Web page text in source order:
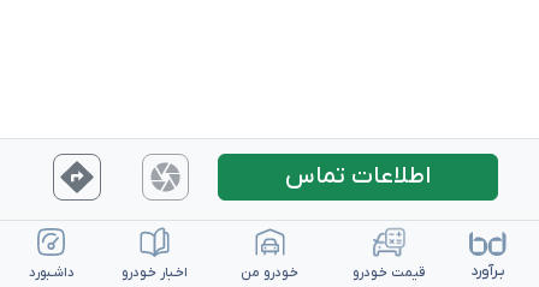
اطلاعات تماس
بـرآورد قیمت خـودرو خـودرو من اخـبار خـودرو داشـبورد